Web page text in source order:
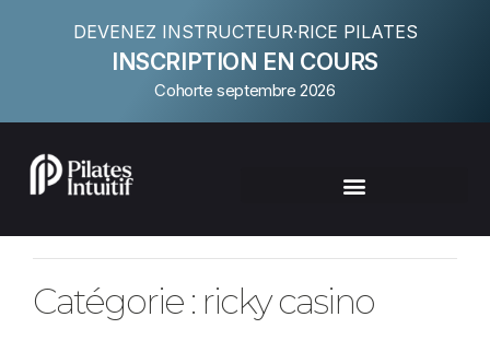
DEVENEZ INSTRUCTEUR·RICE PILATES
INSCRIPTION EN COURS
Cohorte septembre 2026
Catégorie : ricky casino